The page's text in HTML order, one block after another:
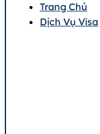
Trang Chủ
Dịch Vụ Visa